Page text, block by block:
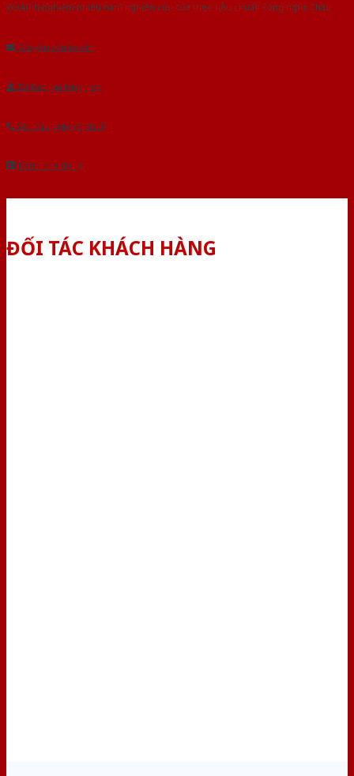
Với kinh nghiệm nhiêu năm nghiên cứu cửa theo tiêu chuẩn công nghệ Châu
Âu.Chúng tôi tự tin là nhà sản xuất & cung cấp hàng đầu tại Việt Nam!
Gửi yêu cầu tư vấn
Tải báo giá tổng hợp
Yêu cầu gọi lại (3 phút)
Dành cho đại lý
ĐỐI TÁC KHÁCH HÀNG